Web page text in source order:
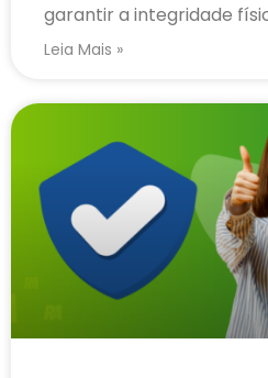
garantir a integridade
Leia Mais »